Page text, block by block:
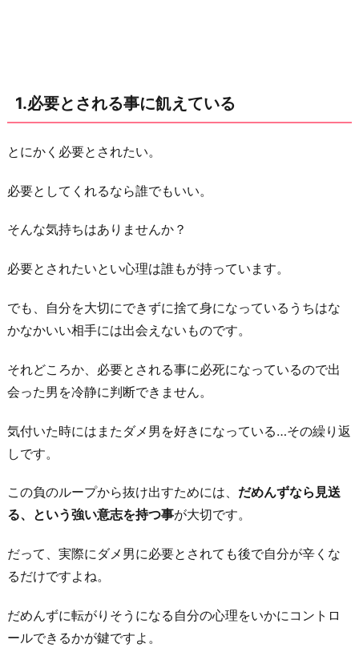
信
じ
れ
幸
に
な
る
と
っ
て
る
い
つ
不
安
孤
独
1.必要とされる事に飢えている
とにかく必要とされたい。
必要としてくれるなら誰でもいい。
そんな気持ちはありませんか？
必要とされたいとい心理は誰もが持っています。
でも、自分を大切にできずに捨て身になっているうちはな
かなかいい相手には出会えないものです。
それどころか、必要とされる事に必死になっているので出
会った男を冷静に判断できません。
気付いた時にはまたダメ男を好きになっている…その繰り返
しです。
この負のループから抜け出すためには、 だめんずなら見送
る、という強い意志を持つ事が大切です。
だって、実際にダメ男に必要とされても後で自分が辛くな
るだけですよね。
だめんずに転がりそうになる自分の心理をいかにコントロ
ールできるかが鍵ですよ。